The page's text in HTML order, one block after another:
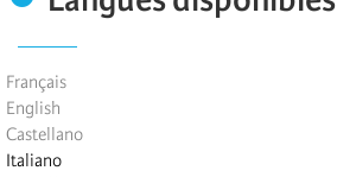
Français
English
Castellano
Italiano